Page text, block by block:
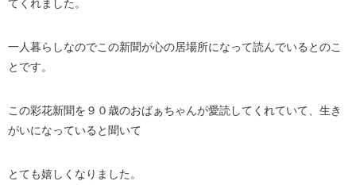
一人暮らしなのでこの新聞が心の居場所になって読んでいるとのこ
とです。
この彩花新聞を９０歳のおばぁちゃんが愛読してくれていて、生き
がいになっていると聞いて
とても嬉しくなりました。